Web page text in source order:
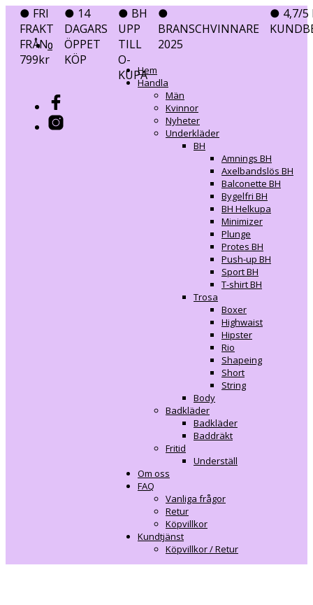
● FRI
FRAKT
FRÅN
799kr
● 14
DAGARS
ÖPPET
KÖP
● BH
UPP
TILL
O-
KUPA
●
BRANSCHVINNARE
2025
● 4,7/5
0
0
Hem
Handla
Män
Kvinnor
Nyheter
Underkläder
BH
Amnings BH
Axelbandslös BH
Balconette BH
Bygelfri BH
BH Helkupa
Minimizer
Plunge
Protes BH
Push-up BH
Sport BH
T-shirt BH
Trosa
Boxer
Highwaist
Hipster
Rio
Shapeing
Short
String
Body
Badkläder
Badkläder
Baddräkt
Fritid
Underställ
Om oss
FAQ
Vanliga frågor
Retur
Köpvillkor
Kundtjänst
Köpvillkor / Retur